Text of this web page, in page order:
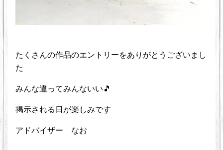
たくさんの作品のエントリーをありがとうございまし
た
みんな違ってみんないい🎵
掲示される日が楽しみです
アドバイザー なお